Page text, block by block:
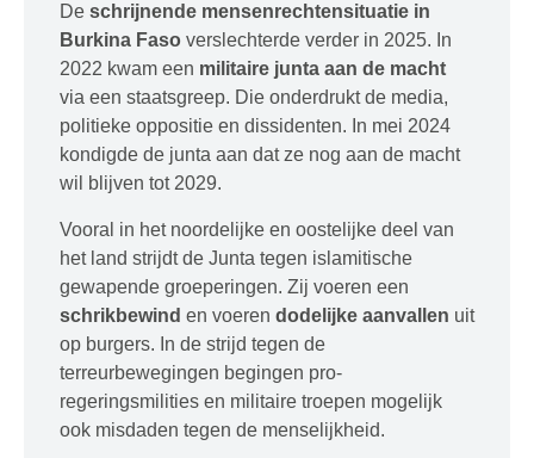
De schrijnende mensenrechtensituatie in
Burkina Faso verslechterde verder in 2025. In
2022 kwam een militaire junta aan de macht
via een staatsgreep. Die onderdrukt de media,
politieke oppositie en dissidenten. In mei 2024
kondigde de junta aan dat ze nog aan de macht
wil blijven tot 2029.
Vooral in het noordelijke en oostelijke deel van
het land strijdt de Junta tegen islamitische
gewapende groeperingen. Zij voeren een
schrikbewind en voeren dodelijke aanvallen uit
op burgers. In de strijd tegen de
terreurbewegingen begingen pro-
regeringsmilities en militaire troepen mogelijk
ook misdaden tegen de menselijkheid.